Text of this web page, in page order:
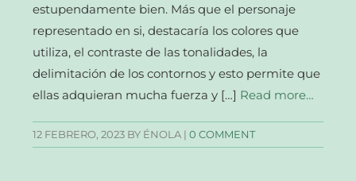
estupendamente bien. Más que el personaje
representado en si, destacaría los colores que
utiliza, el contraste de las tonalidades, la
delimitación de los contornos y esto permite que
ellas adquieran mucha fuerza y […] Read more…
12 FEBRERO, 2023 BY ÉNOLA |0 COMMENT